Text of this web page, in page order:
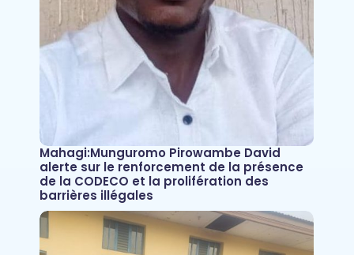
Mahagi:Munguromo Pirowambe David
alerte sur le renforcement de la présence
de la CODECO et la prolifération des
barrières illégales